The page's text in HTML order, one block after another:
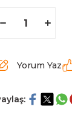
Yorum Yaz